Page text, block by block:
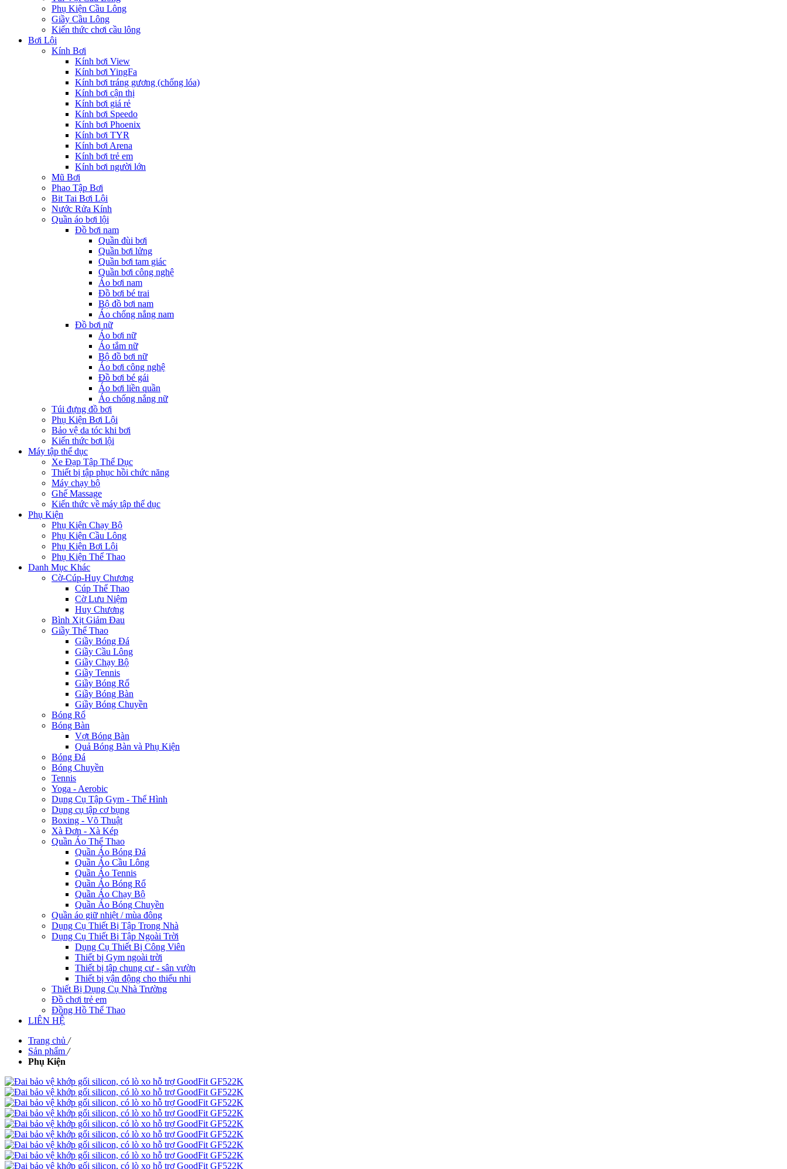
Phụ Kiện Cầu Lông
Giầy Cầu Lông
Kiến thức chơi cầu lông
Bơi Lội
Kính Bơi
Kính bơi View
Kính bơi YingFa
Kính bơi tráng gương (chống lóa)
Kính bơi cận thị
Kính bơi giá rẻ
Kính bơi Speedo
Kính bơi Phoenix
Kính bơi TYR
Kính bơi Arena
Kính bơi trẻ em
Kính bơi người lớn
Mũ Bơi
Phao Tập Bơi
Bit Tai Bơi Lội
Nước Rửa Kính
Quần áo bơi lội
Đồ bơi nam
Quần đùi bơi
Quần bơi lửng
Quần bơi tam giác
Quần bơi công nghệ
Áo bơi nam
Đồ bơi bé trai
Bộ đồ bơi nam
Áo chống nắng nam
Đồ bơi nữ
Áo bơi nữ
Áo tắm nữ
Bộ đồ bơi nữ
Áo bơi công nghệ
Đồ bơi bé gái
Áo bơi liền quần
Áo chống nắng nữ
Túi đựng đồ bơi
Phụ Kiện Bơi Lội
Bảo vệ da tóc khi bơi
Kiến thức bơi lội
Máy tập thể dục
Xe Đạp Tập Thể Dục
Thiết bị tập phục hồi chức năng
Máy chạy bộ
Ghế Massage
Kiến thức về máy tập thể dục
Phụ Kiện
Phụ Kiện Chạy Bộ
Phụ Kiện Cầu Lông
Phụ Kiện Bơi Lội
Phụ Kiện Thể Thao
Danh Mục Khác
Cờ-Cúp-Huy Chương
Cúp Thể Thao
Cờ Lưu Niệm
Huy Chương
Bình Xịt Giảm Đau
Giầy Thể Thao
Giầy Bóng Đá
Giầy Cầu Lông
Giầy Chạy Bộ
Giầy Tennis
Giầy Bóng Rổ
Giầy Bóng Bàn
Giầy Bóng Chuyền
Bóng Rổ
Bóng Bàn
Vợt Bóng Bàn
Quả Bóng Bàn và Phụ Kiện
Bóng Đá
Bóng Chuyền
Tennis
Yoga - Aerobic
Dụng Cụ Tập Gym - Thể Hình
Dụng cụ tập cơ bụng
Boxing - Võ Thuật
Xà Đơn - Xà Kép
Quần Áo Thể Thao
Quần Áo Bóng Đá
Quần Áo Cầu Lông
Quần Áo Tennis
Quần Áo Bóng Rổ
Quần Áo Chạy Bộ
Quần Áo Bóng Chuyền
Quần áo giữ nhiệt / mùa đông
Dụng Cụ Thiết Bị Tập Trong Nhà
Dụng Cụ Thiết Bị Tập Ngoài Trời
Dụng Cụ Thiết Bị Công Viên
Thiết bị Gym ngoài trời
Thiết bị tập chung cư - sân vườn
Thiết bị vận động cho thiếu nhi
Thiết Bị Dụng Cụ Nhà Trường
Đồ chơi trẻ em
Đồng Hồ Thể Thao
LIÊN HỆ
Trang chủ /
Sản phẩm /
Phụ Kiện